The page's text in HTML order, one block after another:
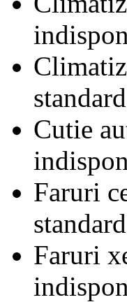
standard
Cutie
Faruri
standard
Faruri